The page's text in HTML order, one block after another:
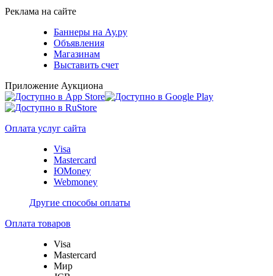
Реклама на сайте
Баннеры на Ау.ру
Объявления
Магазинам
Выставить счет
Приложение Аукциона
Оплата услуг сайта
Visa
Mastercard
ЮMoney
Webmoney
Другие способы оплаты
Оплата товаров
Visa
Mastercard
Мир